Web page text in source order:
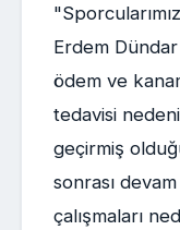
Erdem
ödem ve
tedavisi
geçirmiş
sonrası
çalışmaları